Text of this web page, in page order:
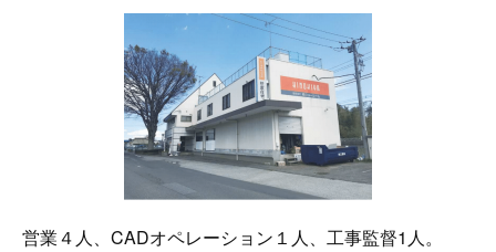
営業４人、CADオペレーション１人、工事監督1人。